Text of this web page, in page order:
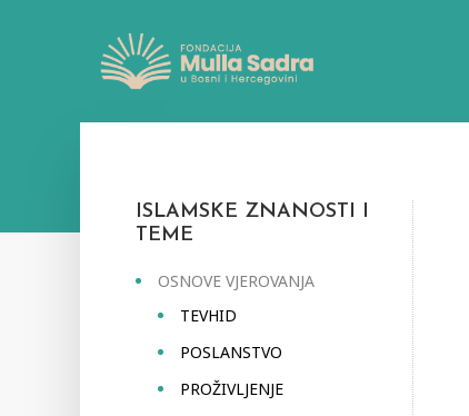
ISLAMSKE ZNANOSTI I
TEME
OSNOVE VJEROVANJA
TEVHID
POSLANSTVO
PROŽIVLJENJE